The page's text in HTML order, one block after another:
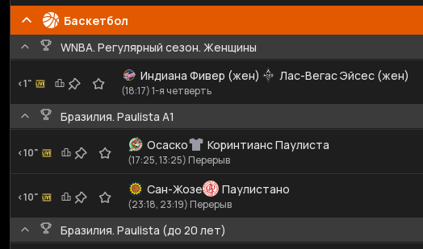
Баскетбол
WNBA. Регулярный сезон. Женщины
<1"
Индиана Фивер (жен) Лас-Вегас Эйсес (жен)
(18:17) 1-я четверть
Бразилия. Paulista A1
<10"
Осаско Коринтианс Паулиста
(17:25, 13:25) Перерыв
<10"
Сан-Жозе Паулистано
(23:18, 23:19) Перерыв
Бразилия. Paulista (до 20 лет)